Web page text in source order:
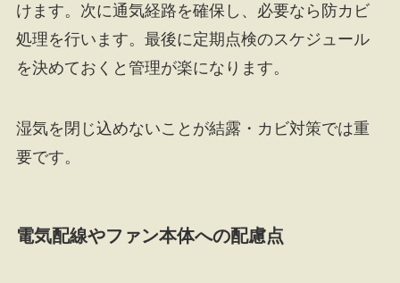
けます。次に通気経路を確保し、必要なら防カビ
処理を行います。最後に定期点検のスケジュール
を決めておくと管理が楽になります。
湿気を閉じ込めないことが結露・カビ対策では重
要です。
電気配線やファン本体への配慮点